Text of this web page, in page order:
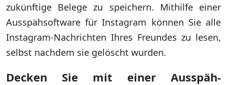
zukünftige Belege zu speichern. Mithilfe einer
Ausspähsoftware für Instagram können Sie alle
Instagram-Nachrichten Ihres Freundes zu lesen,
selbst nachdem sie gelöscht wurden.
Decken Sie mit einer Ausspäh-